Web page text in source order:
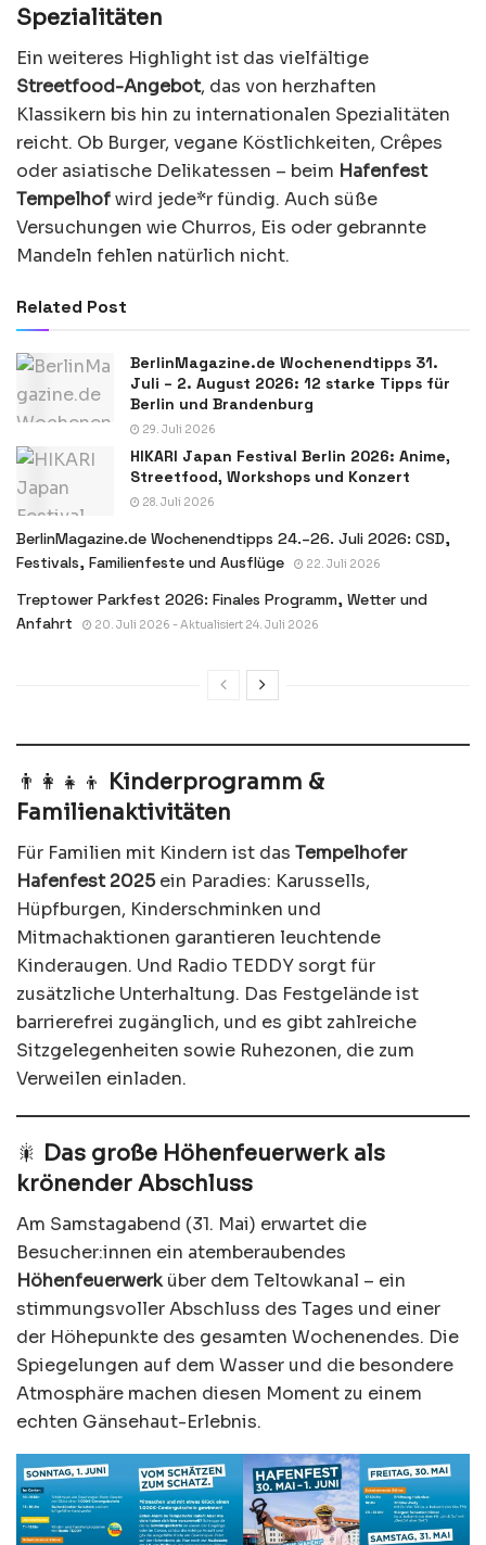
Spezialitäten
Ein weiteres Highlight ist das vielfältige
Streetfood-Angebot, das von herzhaften
Klassikern bis hin zu internationalen Spezialitäten
reicht. Ob Burger, vegane Köstlichkeiten, Crêpes
oder asiatische Delikatessen – beim Hafenfest
Tempelhofwird jede*r fündig. Auch süße
Versuchungen wie Churros, Eis oder gebrannte
Mandeln fehlen natürlich nicht.
Related Post
BerlinMagazine.de Wochenendtipps 31.
Juli – 2. August 2026: 12 starke Tipps für
Berlin und Brandenburg
29. Juli 2026
HIKARI Japan Festival Berlin 2026: Anime,
Streetfood, Workshops und Konzert
28. Juli 2026
BerlinMagazine.de Wochenendtipps 24.–26. Juli 2026: CSD,
Festivals, Familienfeste und Ausflüge
22. Juli 2026
Treptower Parkfest 2026: Finales Programm, Wetter und
Anfahrt
20. Juli 2026 - Aktualisiert 24. Juli 2026
👨‍👩‍👧‍👦 Kinderprogramm &
Familienaktivitäten
Für Familien mit Kindern ist das Tempelhofer
Hafenfest 2025ein Paradies: Karussells,
Hüpfburgen, Kinderschminken und
Mitmachaktionen garantieren leuchtende
Kinderaugen. Und Radio TEDDY sorgt für
zusätzliche Unterhaltung. Das Festgelände ist
barrierefrei zugänglich, und es gibt zahlreiche
Sitzgelegenheiten sowie Ruhezonen, die zum
Verweilen einladen.
🎇 Das große Höhenfeuerwerk als
krönender Abschluss
Am Samstagabend (31. Mai) erwartet die
Besucher:innen ein atemberaubendes
Höhenfeuerwerküber dem Teltowkanal – ein
stimmungsvoller Abschluss des Tages und einer
der Höhepunkte des gesamten Wochenendes. Die
Spiegelungen auf dem Wasser und die besondere
Atmosphäre machen diesen Moment zu einem
echten Gänsehaut-Erlebnis.